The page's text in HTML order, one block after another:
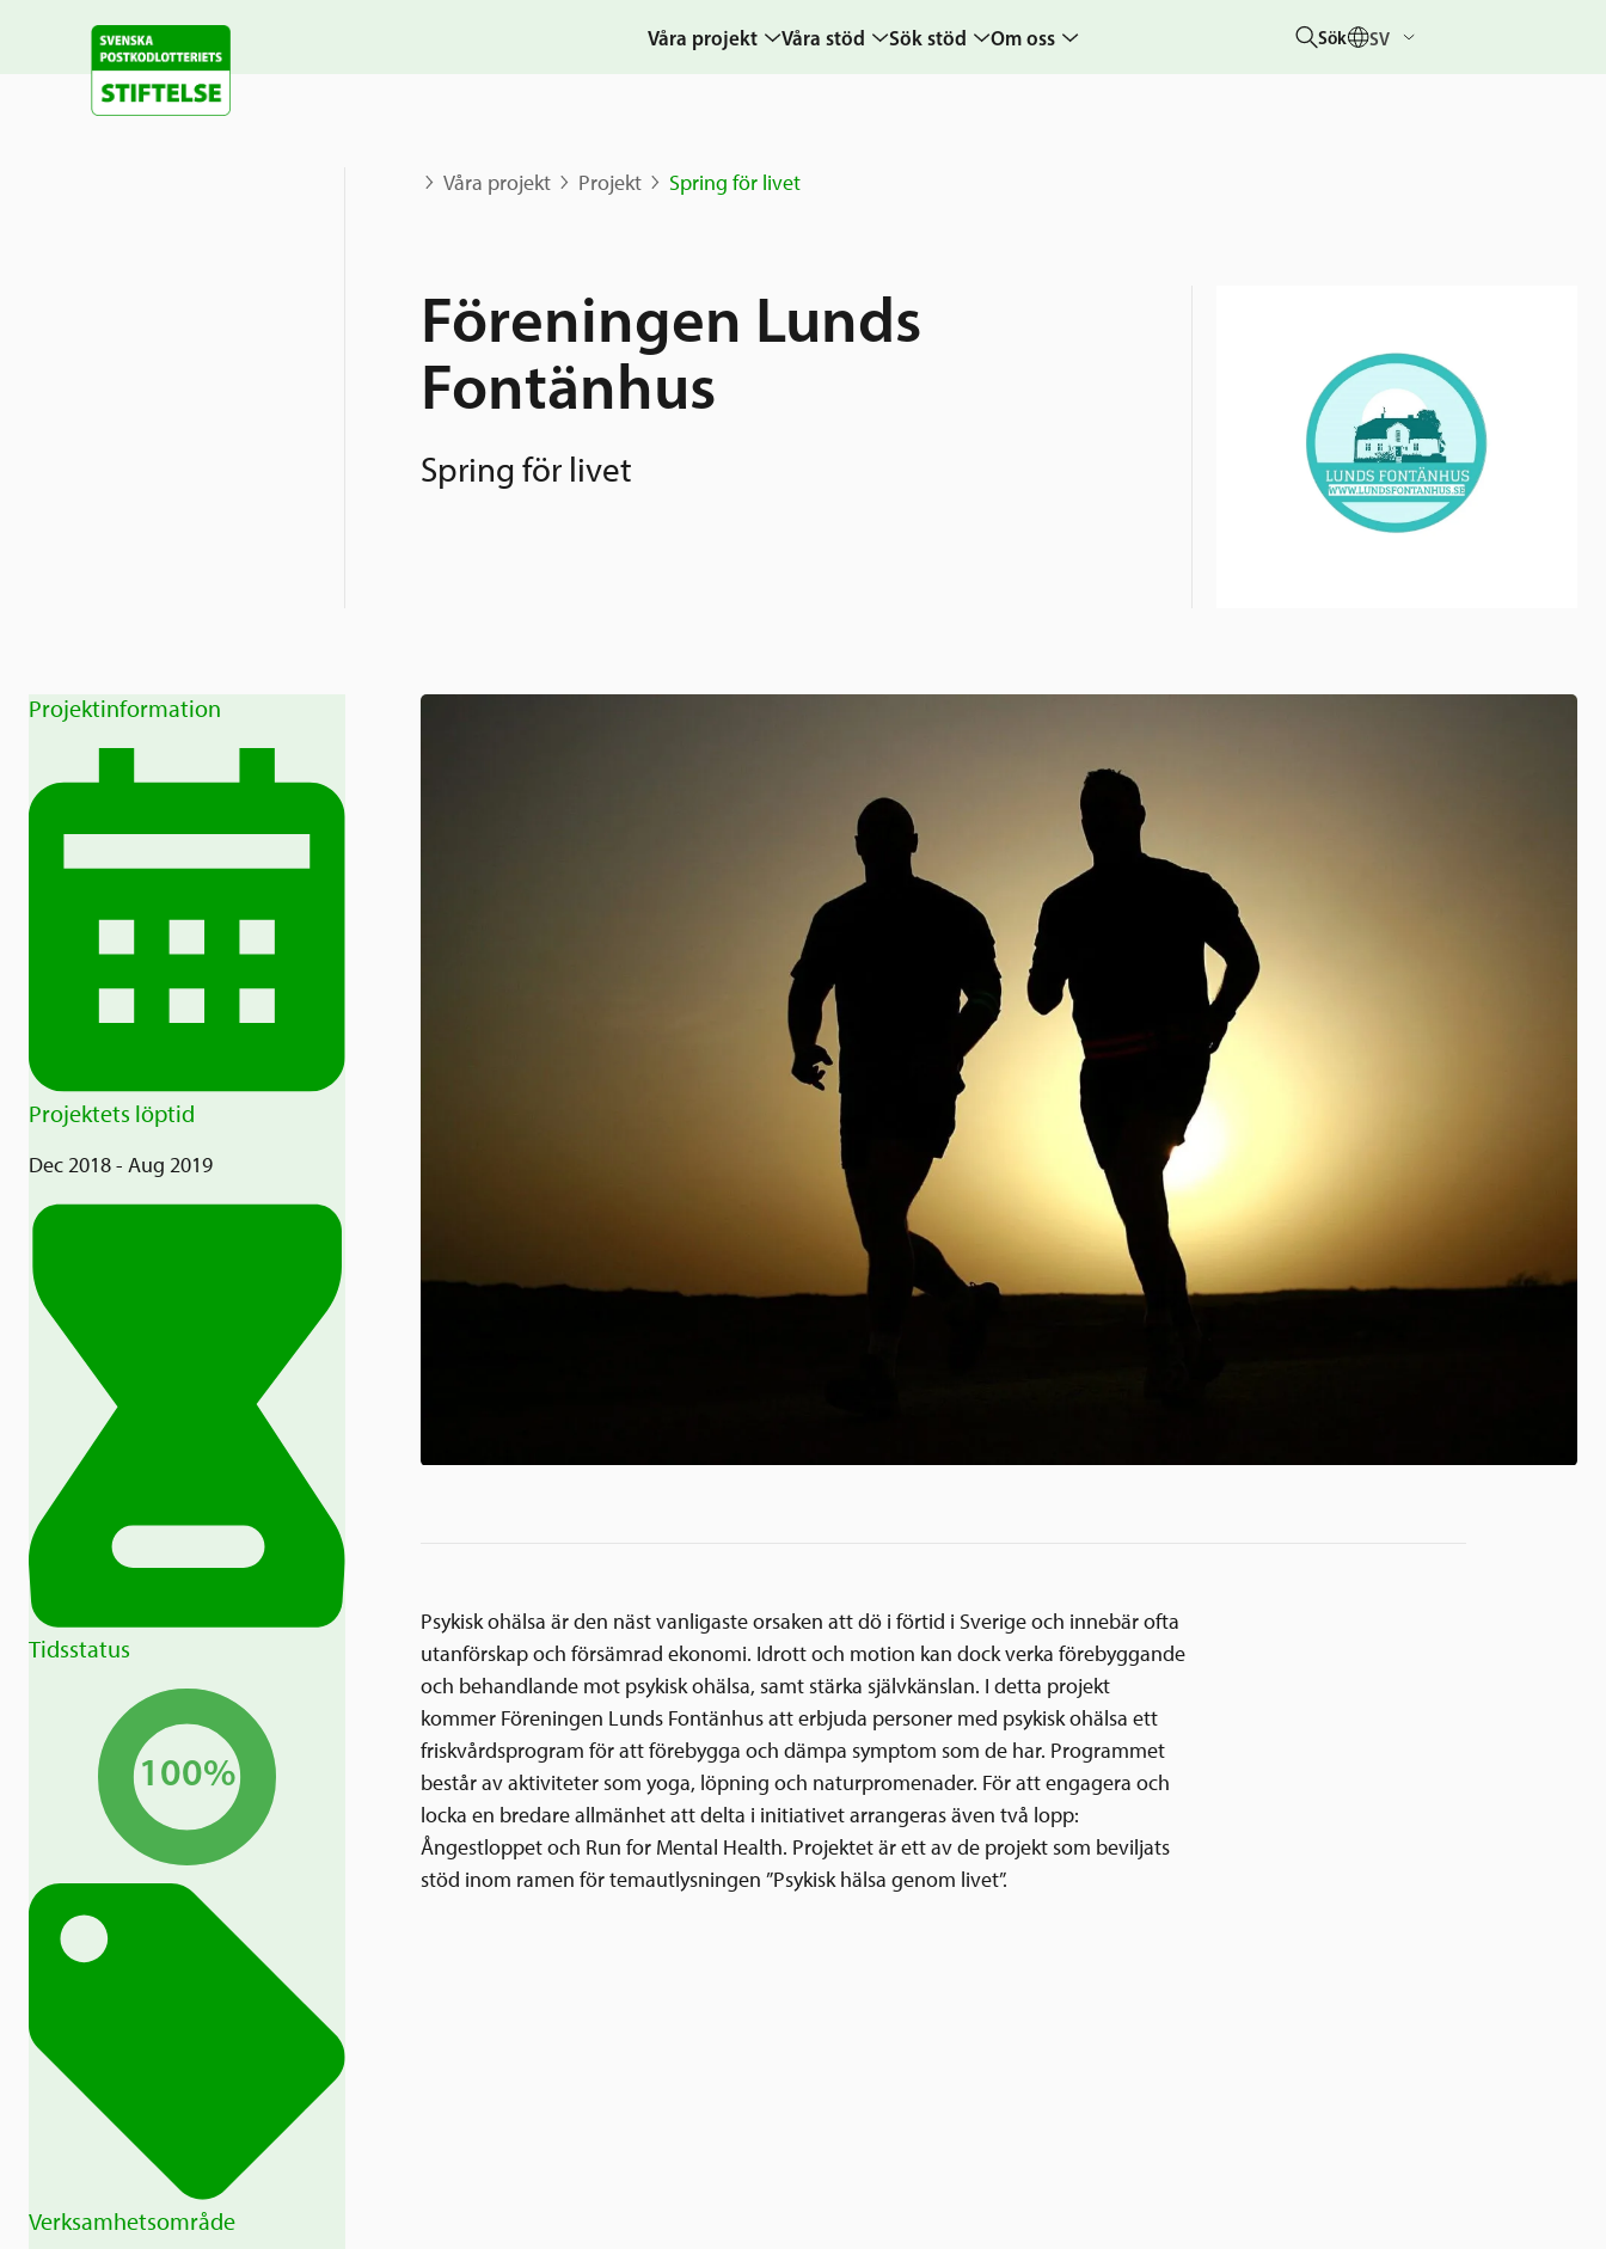
Våra projekt
Karta
Våra stöd
Grannskapsinitiativet
Sök stöd Om oss Sök SV
Våra projekt Projekt Spring för livet
Föreningen Lunds
Fontänhus
Spring för livet
Projektinformation
Projektets löptid
Dec 2018 - Aug 2019
Tidsstatus
100%
Verksamhetsområde
Psykisk ohälsa är den näst vanligaste orsaken att dö i förtid i Sverige och innebär ofta
utanförskap och försämrad ekonomi. Idrott och motion kan dock verka förebyggande
och behandlande mot psykisk ohälsa, samt stärka självkänslan. I detta projekt
kommer Föreningen Lunds Fontänhus att erbjuda personer med psykisk ohälsa ett
friskvårdsprogram för att förebygga och dämpa symptom som de har. Programmet
består av aktiviteter som yoga, löpning och naturpromenader. För att engagera och
locka en bredare allmänhet att delta i initiativet arrangeras även två lopp:
Ångestloppet och Run for Mental Health. Projektet är ett av de projekt som beviljats
stöd inom ramen för temautlysningen ”Psykisk hälsa genom livet”.